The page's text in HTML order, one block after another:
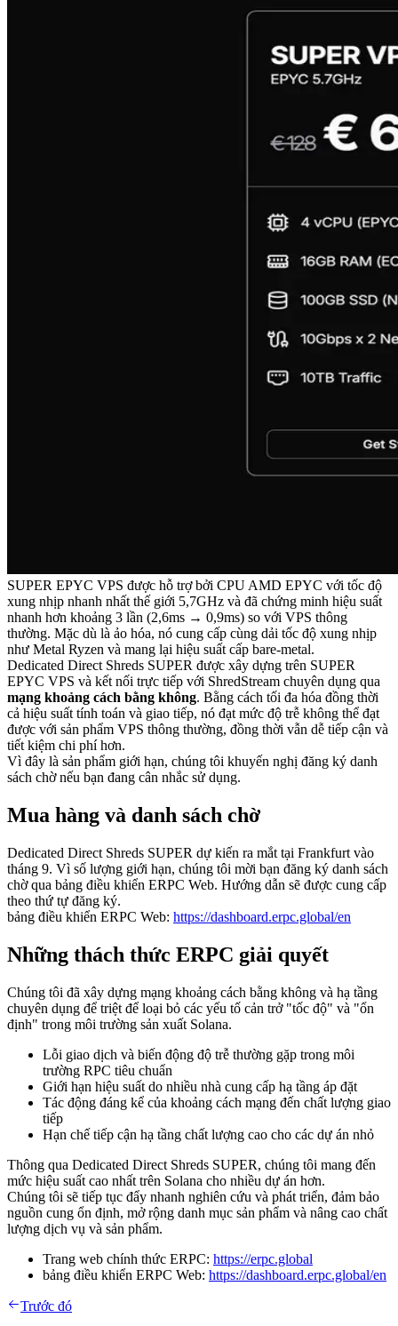
SUPER EPYC VPS được hỗ trợ bởi CPU AMD EPYC với tốc độ
xung nhịp nhanh nhất thế giới 5,7GHz và đã chứng minh hiệu suất
nhanh hơn khoảng 3 lần (2,6ms → 0,9ms) so với VPS thông
thường. Mặc dù là ảo hóa, nó cung cấp cùng dải tốc độ xung nhịp
như Metal Ryzen và mang lại hiệu suất cấp bare-metal.
Dedicated Direct Shreds SUPER được xây dựng trên SUPER
EPYC VPS và kết nối trực tiếp với ShredStream chuyên dụng qua
mạng khoảng cách bằng không. Bằng cách tối đa hóa đồng thời
cả hiệu suất tính toán và giao tiếp, nó đạt mức độ trễ không thể đạt
được với sản phẩm VPS thông thường, đồng thời vẫn dễ tiếp cận và
tiết kiệm chi phí hơn.
Vì đây là sản phẩm giới hạn, chúng tôi khuyến nghị đăng ký danh
sách chờ nếu bạn đang cân nhắc sử dụng.
Mua hàng và danh sách chờ
Dedicated Direct Shreds SUPER dự kiến ra mắt tại Frankfurt vào
tháng 9. Vì số lượng giới hạn, chúng tôi mời bạn đăng ký danh sách
chờ qua bảng điều khiển ERPC Web. Hướng dẫn sẽ được cung cấp
theo thứ tự đăng ký.
bảng điều khiển ERPC Web: https://dashboard.erpc.global/en
Những thách thức ERPC giải quyết
Chúng tôi đã xây dựng mạng khoảng cách bằng không và hạ tầng
chuyên dụng để triệt để loại bỏ các yếu tố cản trở "tốc độ" và "ổn
định" trong môi trường sản xuất Solana.
Lỗi giao dịch và biến động độ trễ thường gặp trong môi
trường RPC tiêu chuẩn
Giới hạn hiệu suất do nhiều nhà cung cấp hạ tầng áp đặt
Tác động đáng kể của khoảng cách mạng đến chất lượng giao
tiếp
Hạn chế tiếp cận hạ tầng chất lượng cao cho các dự án nhỏ
Thông qua Dedicated Direct Shreds SUPER, chúng tôi mang đến
mức hiệu suất cao nhất trên Solana cho nhiều dự án hơn.
Chúng tôi sẽ tiếp tục đẩy nhanh nghiên cứu và phát triển, đảm bảo
nguồn cung ổn định, mở rộng danh mục sản phẩm và nâng cao chất
lượng dịch vụ và sản phẩm.
Trang web chính thức ERPC: https://erpc.global
bảng điều khiển ERPC Web: https://dashboard.erpc.global/en
Trước đó